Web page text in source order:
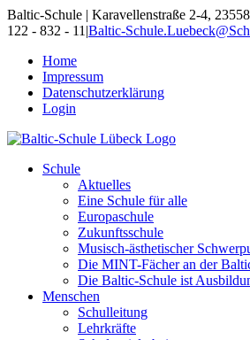
Skip
to
Baltic-Schule | Karavellenstraße 2-4,
122 - 832 - 11 |Baltic-
Home
Impressum
Datenschutzerklärung
Login
Schule
Aktuelles
Eine Schule für alle
Europaschule
Zukunftsschule
Musisch-ästhetischer
Die MINT-Fächer an der
Die Baltic-Schule ist
Menschen
Schulleitung
Lehrkräfte